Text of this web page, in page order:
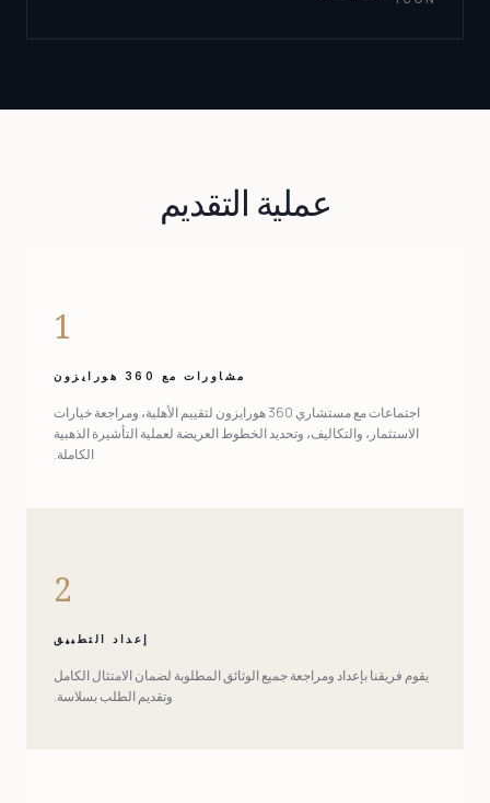
عملية التقديم
1
مشاورات مع 360 هورايزون
اجتماعات مع مستشاري 360 هورايزون لتقييم الأهلية، ومراجعة خيارات
الاستثمار، والتكاليف، وتحديد الخطوط العريضة لعملية التأشيرة الذهبية
الكاملة.
2
إعداد التطبيق
يقوم فريقنا بإعداد ومراجعة جميع الوثائق المطلوبة لضمان الامتثال الكامل
وتقديم الطلب بسلاسة.